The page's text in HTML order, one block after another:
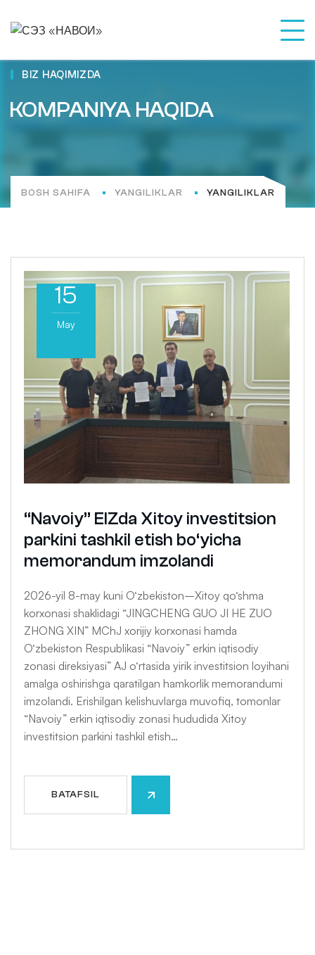
BIZ HAQIMIZDA
KOMPANIYA HAQIDA
BOSH SAHIFA YANGILIKLAR YANGILIKLAR
15
May
“Navoiy” EIZda Xitoy investitsion
parkini tashkil etish bo‘yicha
memorandum imzolandi
2026-yil 8-may kuni O‘zbekiston–Xitoy qo‘shma
korxonasi shaklidagi “JINGCHENG GUO JI HE ZUO
ZHONG XIN” MChJ xorijiy korxonasi hamda
O‘zbekiston Respublikasi “Navoiy” erkin iqtisodiy
zonasi direksiyasi” AJ o‘rtasida yirik investitsion loyihani
amalga oshirishga qaratilgan hamkorlik memorandumi
imzolandi. Erishilgan kelishuvlarga muvofiq, tomonlar
“Navoiy” erkin iqtisodiy zonasi hududida Xitoy
investitsion parkini tashkil etish…
BATAFSIL